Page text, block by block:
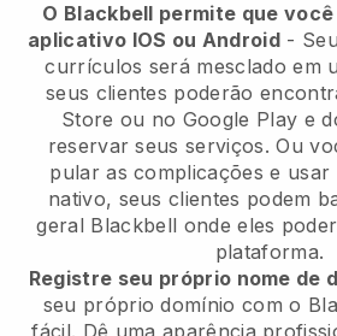
O Blackbell permite que
aplicativo IOS ou Android -
currículos será mesclado em
seus clientes poderão
Store ou no Google Play e
reservar seus serviços. Ou
pular as complicações e usar
nativo, seus clientes podem
geral Blackbell onde eles
plataforma.
Registre seu próprio nome de
seu próprio domínio com o